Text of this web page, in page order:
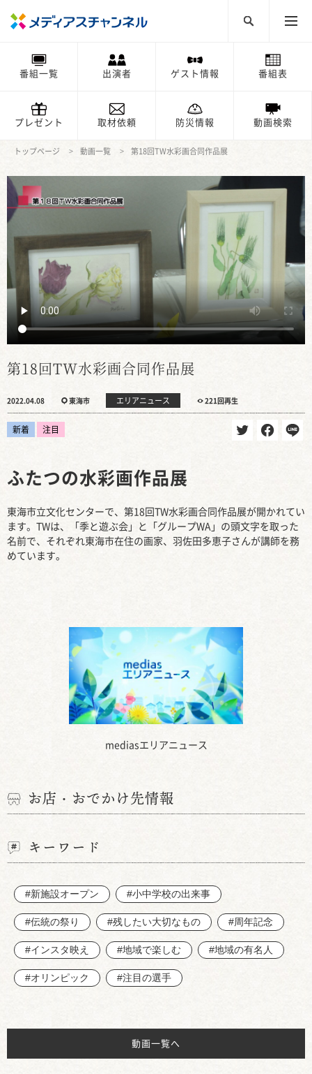
番組一覧 出演者 ゲスト情報 番組表
プレゼント 取材依頼 防災情報 動画検索
トップページ 動画一覧 第18回TW水彩画合同作品展
第18回TW水彩画合同作品展
2022.04.08 東海市 エリアニュース 221回再生
新着 注目
mediasエリアニュース
ふたつの水彩画作品展
東海市立文化センターで、第18回TW水彩画合同作品展が開かれてい
ます。TWは、「季と遊ぶ会」と「グループWA」の頭文字を取った
名前で、それぞれ東海市在住の画家、羽佐田多恵子さんが講師を務
めています。
お店・おでかけ先情報
キーワード
#新施設オープン #小中学校の出来事
#伝統の祭り #残したい大切なもの #周年記念
#インスタ映え #地域で楽しむ #地域の有名人
#オリンピック #注目の選手
動画一覧へ